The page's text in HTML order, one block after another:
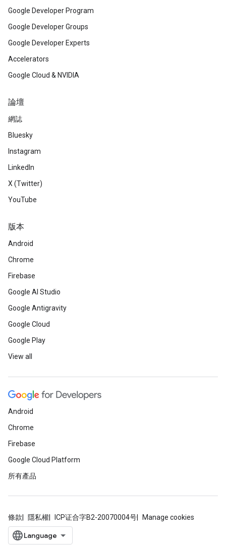
Google Developer Program
Google Developer Groups
Google Developer Experts
Accelerators
Google Cloud & NVIDIA
論壇
網誌
Bluesky
Instagram
LinkedIn
X (Twitter)
YouTube
版本
Android
Chrome
Firebase
Google AI Studio
Google Antigravity
Google Cloud
Google Play
View all
Android
Chrome
Firebase
Google Cloud Platform
所有產品
條款 隱私權 ICP证合字B2-20070004号 Manage cookies